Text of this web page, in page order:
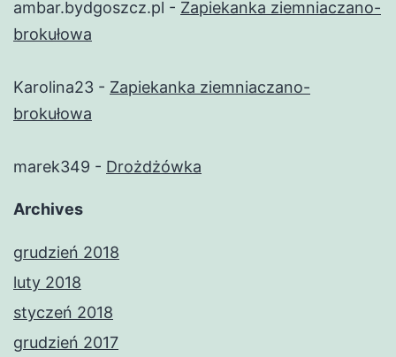
ambar.bydgoszcz.pl - Zapiekanka ziemniaczano-
brokułowa
Karolina23 - Zapiekanka ziemniaczano-
brokułowa
marek349 - Drożdżówka
Archives
grudzień 2018
luty 2018
styczeń 2018
grudzień 2017